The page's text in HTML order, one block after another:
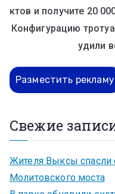
ктов и получите 20
Конфигурацию
удили
Разместить рекламу
Свежие
Жителя Выксы спасли
Молитовского моста